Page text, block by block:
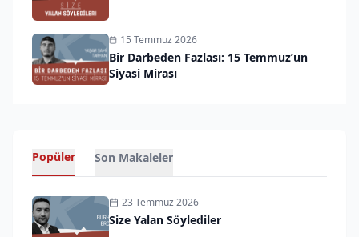
15 Temmuz 2026
Bir Darbeden Fazlası: 15 Temmuz’un
Siyasi Mirası
Popüler Son Makaleler
23 Temmuz 2026
Size Yalan Söylediler